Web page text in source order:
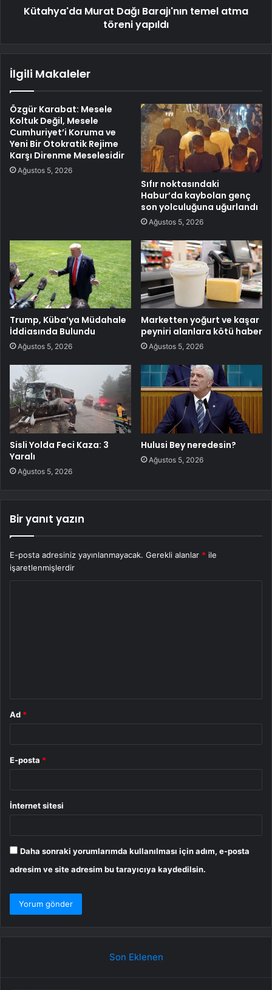
Kütahya'da Murat Dağı Barajı'nın temel atma
töreni yapıldı
İlgili Makaleler
Özgür Karabat: Mesele
Koltuk Değil, Mesele
Cumhuriyet’i Koruma ve
Yeni Bir Otokratik Rejime
Karşı Direnme Meselesidir
Ağustos 5, 2026
Sıfır noktasındaki
Habur’da kaybolan genç
son yolculuğuna uğurlandı
Ağustos 5, 2026
Trump, Küba’ya Müdahale
İddiasında Bulundu
Ağustos 5, 2026
Marketten yoğurt ve kaşar
peyniri alanlara kötü haber
Ağustos 5, 2026
Sisli Yolda Feci Kaza: 3
Yaralı
Ağustos 5, 2026
Hulusi Bey neredesin?
Ağustos 5, 2026
Bir yanıt yazın
E-posta adresiniz yayınlanmayacak. Gerekli alanlar * ile
işaretlenmişlerdir
Ad *
E-posta *
İnternet sitesi
Daha sonraki yorumlarımda kullanılması için adım, e-posta
adresim ve site adresim bu tarayıcıya kaydedilsin.
Son Eklenen